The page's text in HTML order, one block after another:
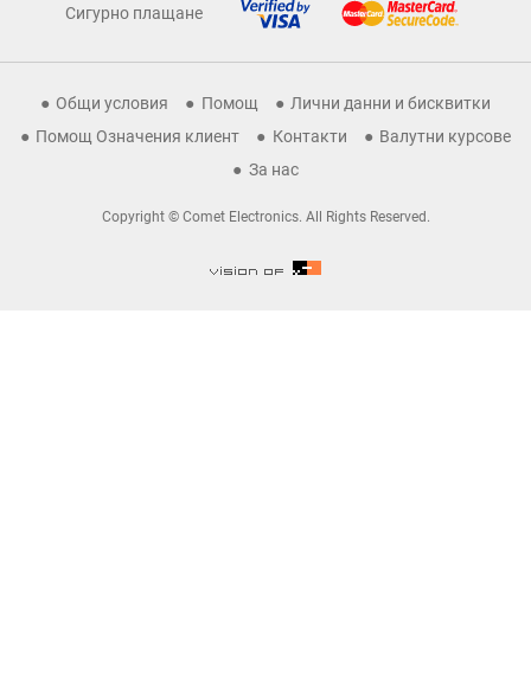
Сигурно плащане
Общи условия Помощ
Лични данни и бисквитки
Помощ Означения клиент
Контакти
Валутни курсове
За нас
Copyright © Comet Electronics. All Rights Reserved.